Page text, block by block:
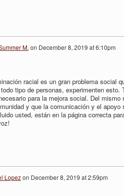
M. on December 8, 2019 at 6:10pm
racial es un gran problema social
tipo de personas, experimenten
para la mejora social. Del
y que la comunicación y el
usted, están en la página correcta
Lopezon December 8, 2019 at 2:59pm